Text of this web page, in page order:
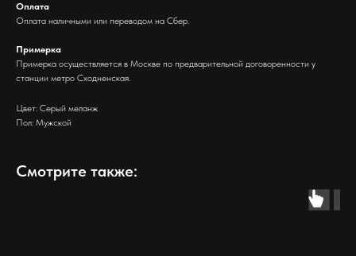
Оплата
Оплата наличными или переводом на Сбер.
Примерка
Примерка осуществляется в Москве по предварительной договоренности у
станции метро Сходненская.
Цвет: Серый меланж
Пол: Мужской
Смотрите также: